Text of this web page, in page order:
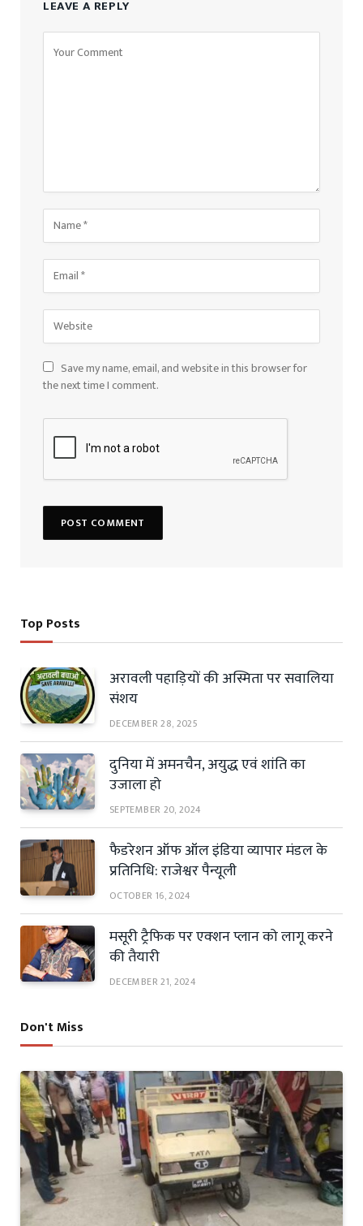
LEAVE A REPLY
Save my name, email, and website in this browser for
the next time I comment.
Top Posts
अरावली पहाड़ियों की अस्मिता पर सवालिया
संशय
DECEMBER 28, 2025
दुनिया में अमनचैन, अयुद्ध एवं शांति का
उजाला हो
SEPTEMBER 20, 2024
फैडरेशन ऑफ ऑल इंडिया व्यापार मंडल के
प्रतिनिधि: राजेश्वर पैन्यूली
OCTOBER 16, 2024
मसूरी ट्रैफिक पर एक्शन प्लान को लागू करने
की तैयारी
DECEMBER 21, 2024
Don't Miss